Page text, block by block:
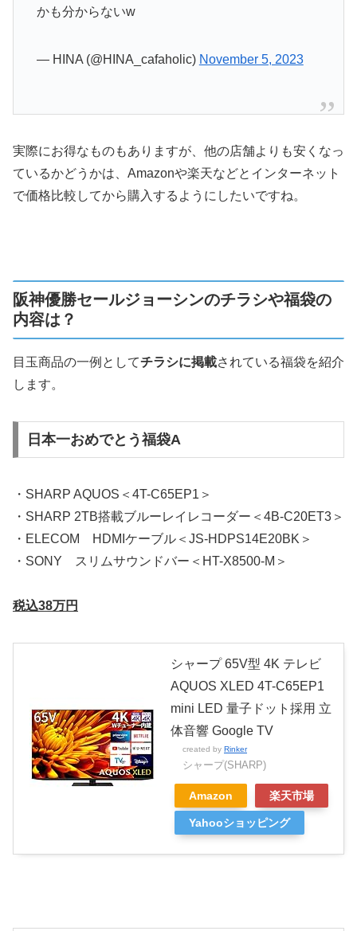
かも分からないw
— HINA (@HINA_cafaholic) November 5, 2023
実際にお得なものもありますが、他の店舗よりも安くなっ
ているかどうかは、Amazonや楽天などとインターネット
で価格比較してから購入するようにしたいですね。
阪神優勝セールジョーシンのチラシや福袋の
内容は？
目玉商品の一例としてチラシに掲載されている福袋を紹介
します。
日本一おめでとう福袋A
・SHARP AQUOS＜4T-C65EP1＞
・SHARP 2TB搭載ブルーレイレコーダー＜4B-C20ET3＞
・ELECOM HDMIケーブル＜JS-HDPS14E20BK＞
・SONY スリムサウンドバー＜HT-X8500-M＞
税込38万円
シャープ 65V型 4K テレビ
AQUOS XLED 4T-C65EP1
mini LED 量子ドット採用 立
体音響 Google TV
created by Rinker
シャープ(SHARP)
Amazon 楽天市場
Yahooショッピング